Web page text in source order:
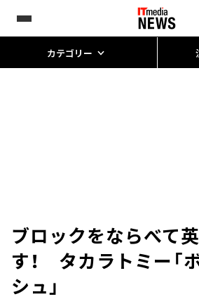
カテゴリー
ブロックをならべて
す！ タカラトミー「
シュ」